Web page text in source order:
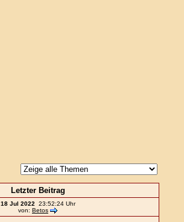
Letzter Beitrag
18 Jul 2022 23:52:24 Uhr
von: Betos